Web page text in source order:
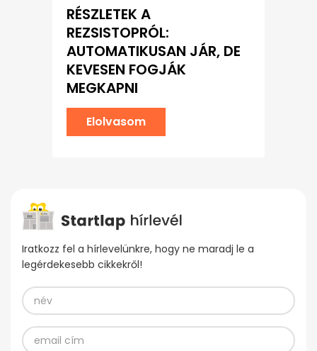
RÉSZLETEK A
REZSISTOPRÓL:
AUTOMATIKUSAN JÁR, DE
KEVESEN FOGJÁK
MEGKAPNI
Elolvasom
Iratkozz fel a hírlevelünkre, hogy ne maradj le a
legérdekesebb cikkekről!